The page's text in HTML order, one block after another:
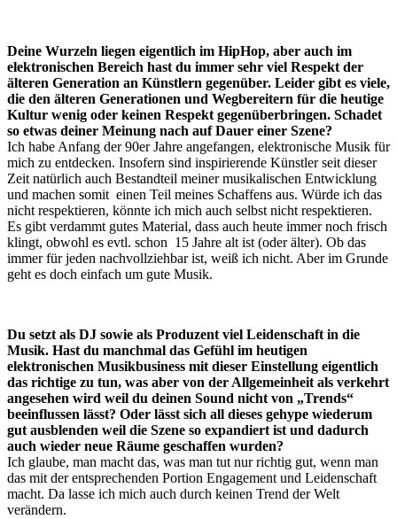
Deine Wurzeln liegen eigentlich im HipHop, aber auch im
elektronischen Bereich hast du immer sehr viel Respekt der
älteren Generation an Künstlern gegenüber. Leider gibt es viele,
die den älteren Generationen und Wegbereitern für die heutige
Kultur wenig oder keinen Respekt gegenüberbringen. Schadet
so etwas deiner Meinung nach auf Dauer einer Szene?
Ich habe Anfang der 90er Jahre angefangen, elektronische Musik für
mich zu entdecken. Insofern sind inspirierende Künstler seit dieser
Zeit natürlich auch Bestandteil meiner musikalischen Entwicklung
und machen somit einen Teil meines Schaffens aus. Würde ich das
nicht respektieren, könnte ich mich auch selbst nicht respektieren.
Es gibt verdammt gutes Material, dass auch heute immer noch frisch
klingt, obwohl es evtl. schon 15 Jahre alt ist (oder älter). Ob das
immer für jeden nachvollziehbar ist, weiß ich nicht. Aber im Grunde
geht es doch einfach um gute Musik.
Du setzt als DJ sowie als Produzent viel Leidenschaft in die
Musik. Hast du manchmal das Gefühl im heutigen
elektronischen Musikbusiness mit dieser Einstellung eigentlich
das richtige zu tun, was aber von der Allgemeinheit als verkehrt
angesehen wird weil du deinen Sound nicht von „Trends“
beeinflussen lässt? Oder lässt sich all dieses gehype wiederum
gut ausblenden weil die Szene so expandiert ist und dadurch
auch wieder neue Räume geschaffen wurden?
Ich glaube, man macht das, was man tut nur richtig gut, wenn man
das mit der entsprechenden Portion Engagement und Leidenschaft
macht. Da lasse ich mich auch durch keinen Trend der Welt
verändern.